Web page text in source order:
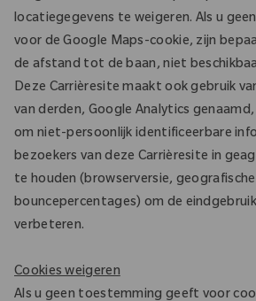
locatiegegevens te weigeren. Als u
voor de Google Maps-cookie, zijn
de afstand tot de baan, niet
Deze Carrièresite maakt ook gebruik
van derden, Google Analytics
om niet-persoonlijk identificeerbare
bezoekers van deze Carrièresite in
te houden (browserversie,
bouncepercentages) om de
verbeteren.
Cookies weigeren
Als u geen toestemming geeft voor